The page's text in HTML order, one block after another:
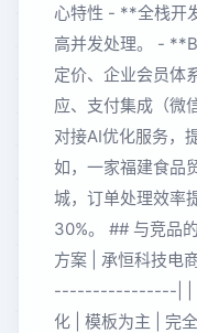
心特性 - **全栈开
高并发处理。 -
定价、企业会员
应、支付集成（
对接AI优化服务，
如，一家福建食品
城，订单处理效率
30%。 ## 与竞品
方案 | 承恒科技
----------------| |
化 | 模板为主 | 完